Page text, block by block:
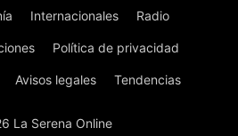
Internacionales Radio
Política de privacidad
Avisos legales Tendencias
La Serena Online